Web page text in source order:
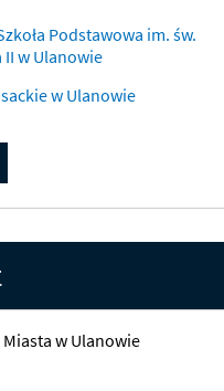
Podstawowa im. św.
II w Ulanowie
w Ulanowie
TEŻ
w Ulanowie